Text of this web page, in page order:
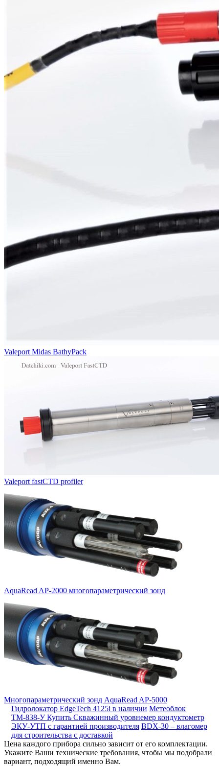
Valeport Midas BathyPack
Valeport fastCTD profiler
AquaRead AP-2000 многопараметрический зонд
Многопараметрический зонд AquaRead AP-5000
Гидролокатор EdgeTech 4125i в наличии Метеоблок
ТМ-838-УКупить Скважинный уровнемер кондуктометр
ЭКУ-УТП с гарантией производителя BDX-30 – влагомер
для строительства с доставкой
Цена каждого прибора сильно зависит от его комплектации.
Укажите Ваши технические требования, чтобы мы подобрали
вариант, подходящий именно Вам.